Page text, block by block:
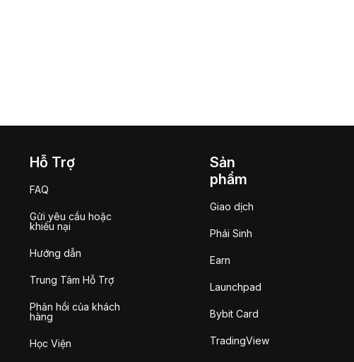
Hỗ Trợ
FAQ
Gửi yêu cầu hoặc
khiếu nại
Hướng dẫn
Trung Tâm Hỗ Trợ
Phản hồi của khách
hàng
Học Viện
Sản
phẩm
Giao dịch
Phái Sinh
Earn
Launchpad
Bybit Card
TradingView